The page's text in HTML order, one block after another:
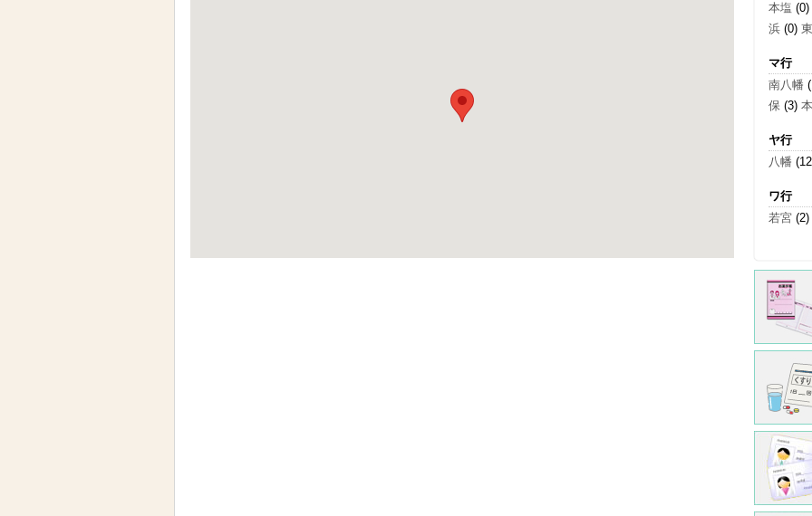
本塩 (0)
浜 (0)
マ行
南八幡
保 (3)
ヤ行
八幡
ワ行
若宮 (2)